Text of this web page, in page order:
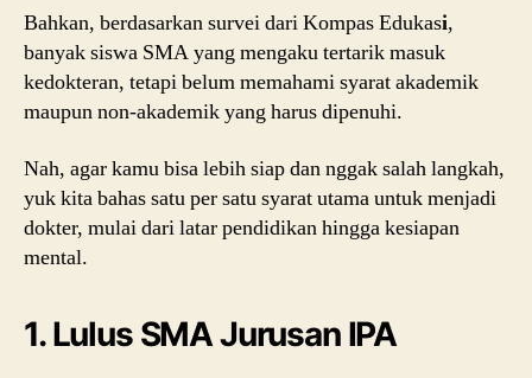
Bahkan, berdasarkan survei dari Kompas Edukasi,
banyak siswa SMA yang mengaku tertarik masuk
kedokteran, tetapi belum memahami syarat akademik
maupun non-akademik yang harus dipenuhi.
Nah, agar kamu bisa lebih siap dan nggak salah langkah,
yuk kita bahas satu per satu syarat utama untuk menjadi
dokter, mulai dari latar pendidikan hingga kesiapan
mental.
1. Lulus SMA Jurusan IPA